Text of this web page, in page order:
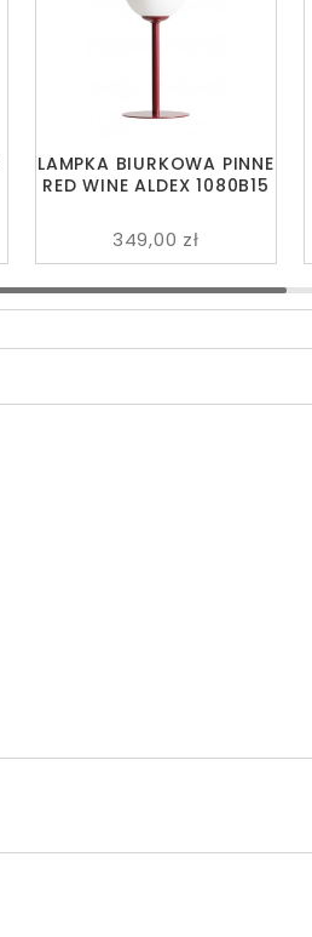
LAMPKA BIURKOWA PINNE
RED WINE ALDEX 1080B15
349,00 zł